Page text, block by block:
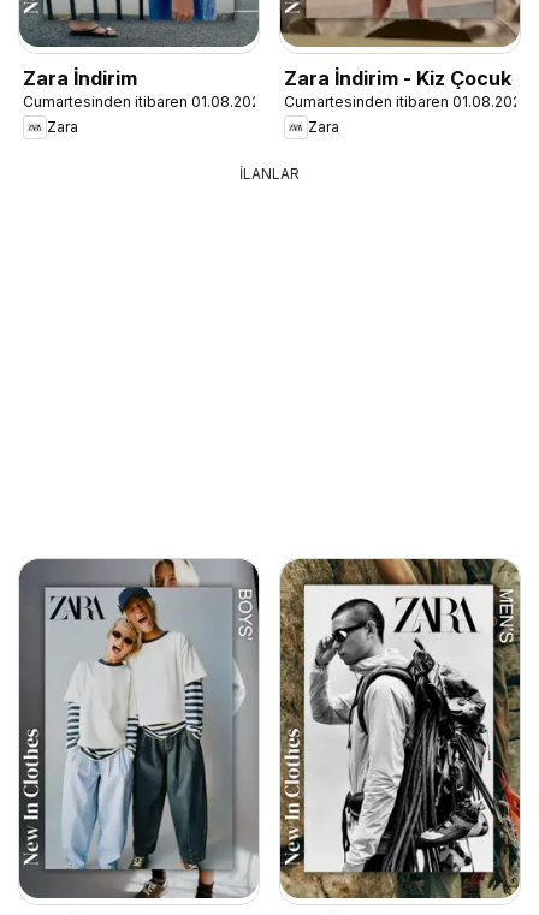
Zara İndirim
Cumartesinden itibaren 01.08.2026
Zara
Zara İndirim - Kiz Çocuk
Cumartesinden itibaren 01.08.2026
Zara
İLANLAR